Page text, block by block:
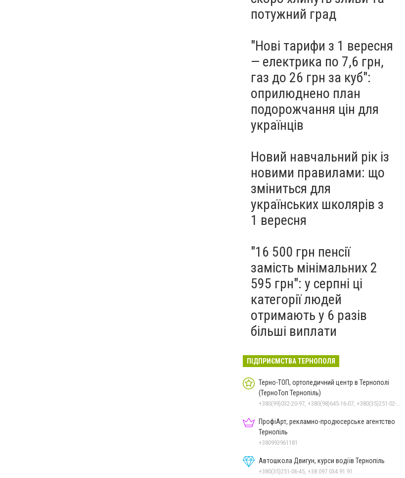
потужний град
"Нові тарифи з 1 вересня
— електрика по 7,6 грн,
газ до 26 грн за куб":
оприлюднено план
подорожчання цін для
українців
Новий навчальний рік із
новими правилами: що
зміниться для
українських школярів з
1 вересня
"16 500 грн пенсії
замість мінімальних 2
595 грн": у серпні ці
категорії людей
отримають у 6 разів
більші виплати
ПІДПРИЄМСТВА ТЕРНОПОЛЯ
Терно-ТОП, ортопедичний центр в Тернополі
(ТерноТоп Тернопіль)
+380(99)032-20-97, +380(98)645-16-07, +380(35)251-02-02
ПрофіАрт, рекламно-продюсерське агентство
Тернопіль
+380993961181
Автошкола Двигун, курси водіїв Тернопіль
+380(35)251-06-45, +38 097 034 91 91